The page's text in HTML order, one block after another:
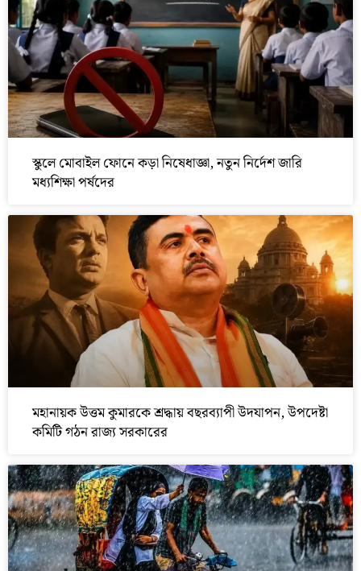
স্কুলে মোবাইল ফোনে কড়া নিষেধাজ্ঞা, নতুন নির্দেশ জারি
মধ্যশিক্ষা পর্ষদের
মহানায়ক উত্তম কুমারকে শ্রদ্ধায় বছরব্যাপী উদযাপন, উপদেষ্টা
কমিটি গঠন রাজ্য সরকারের